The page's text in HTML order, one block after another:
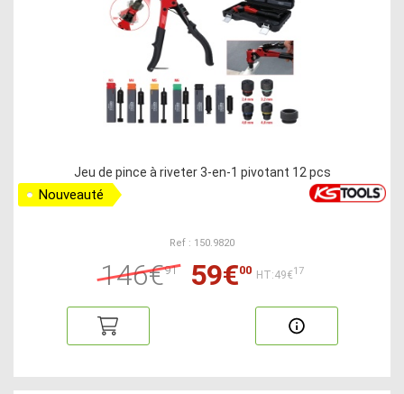
Jeu de pince à riveter 3-en-1 pivotant 12 pcs
Nouveauté
Ref : 150.9820
146€91 59€00 HT:49€17